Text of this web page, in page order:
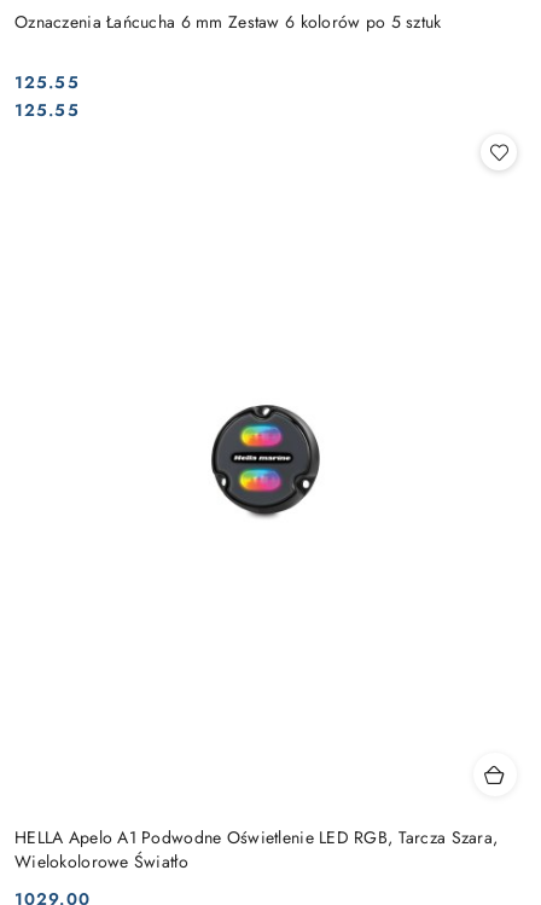
Oznaczenia Łańcucha 6 mm Zestaw 6 kolorów po 5 sztuk
Cena:
125.55
Cena:
125.55
HELLA Apelo A1 Podwodne Oświetlenie LED RGB, Tarcza Szara,
Wielokolorowe Światło
1029.00